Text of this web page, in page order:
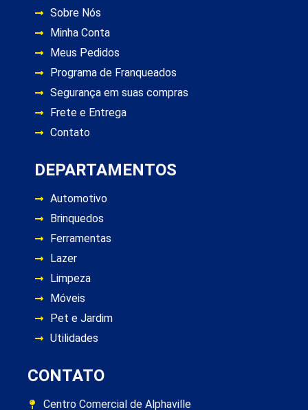
Sobre Nós
Minha Conta
Meus Pedidos
Programa de Franqueados
Segurança em suas compras
Frete e Entrega
Contato
DEPARTAMENTOS
Automotivo
Brinquedos
Ferramentas
Lazer
Limpeza
Móveis
Pet e Jardim
Utilidades
CONTATO
Centro Comercial de Alphaville